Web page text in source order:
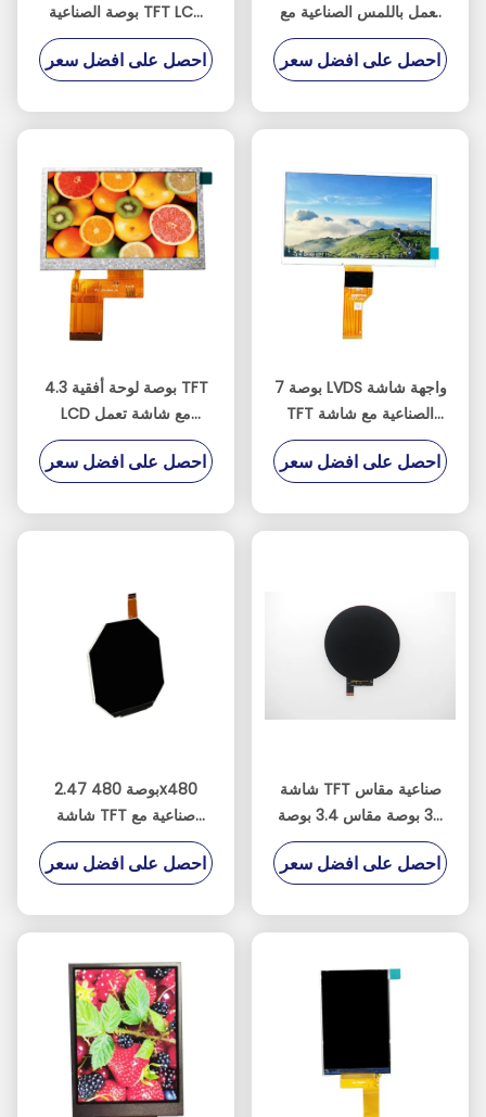
بوصة الصناعية TFT LCD
40pin واجهة RGB بدقة
800x480
احصل على افضل سعر
تعمل باللمس الصناعية مع
ST7262E43 IC
احصل على افضل سعر
4.3 بوصة لوحة أفقية TFT
LCD مع شاشة تعمل
باللمس بالسعة المقاومة
احصل على افضل سعر
7 بوصة LVDS واجهة شاشة
TFT الصناعية مع شاشة
تعمل باللمس بالسعة
احصل على افضل سعر
2.47 بوصة 480x480
شاشة TFT صناعية مع
برنامج تشغيل HX8379C
احصل على افضل سعر
شاشة TFT صناعية مقاس
39 بوصة مقاس 3.4 بوصة
مع 800 × 800 نقطة
احصل على افضل سعر